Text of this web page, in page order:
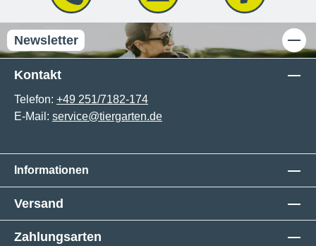
Newsletter
Kontakt
Telefon: +49 251/7182-174
E-Mail: service@tiergarten.de
Informationen
Versand
Zahlungsarten